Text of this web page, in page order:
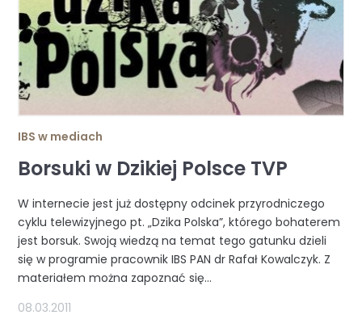
IBS w mediach
Borsuki w Dzikiej Polsce TVP
W internecie jest już dostępny odcinek przyrodniczego
cyklu telewizyjnego pt. „Dzika Polska”, którego bohaterem
jest borsuk. Swoją wiedzą na temat tego gatunku dzieli
się w programie pracownik IBS PAN dr Rafał Kowalczyk. Z
materiałem można zapoznać się...
08.03.2011